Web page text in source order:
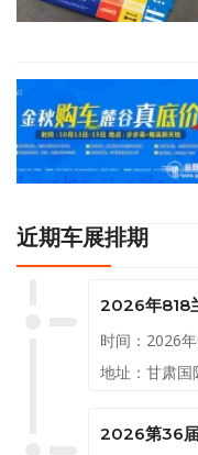
近期车展排期
2026年818
时间：2026
地址：甘肃国
2026第36